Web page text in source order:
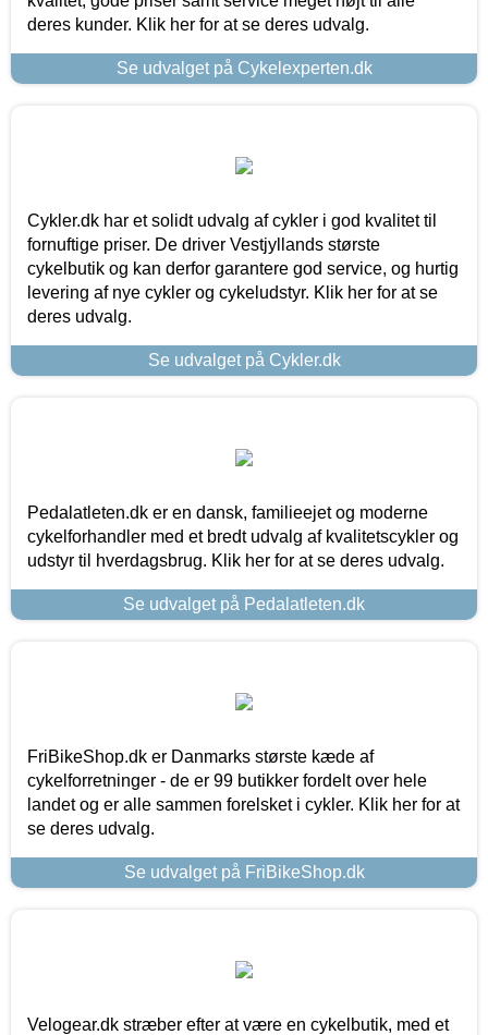
deres kunder. Klik her for at se deres udvalg.
Se udvalget på Cykelexperten.dk
Cykler.dk har et solidt udvalg af cykler i god kvalitet til
fornuftige priser. De driver Vestjyllands største
cykelbutik og kan derfor garantere god service, og hurtig
levering af nye cykler og cykeludstyr. Klik her for at se
deres udvalg.
Se udvalget på Cykler.dk
Pedalatleten.dk er en dansk, familieejet og moderne
cykelforhandler med et bredt udvalg af kvalitetscykler og
udstyr til hverdagsbrug. Klik her for at se deres udvalg.
Se udvalget på Pedalatleten.dk
FriBikeShop.dk er Danmarks største kæde af
cykelforretninger - de er 99 butikker fordelt over hele
landet og er alle sammen forelsket i cykler. Klik her for at
se deres udvalg.
Se udvalget på FriBikeShop.dk
Velogear.dk stræber efter at være en cykelbutik, med et